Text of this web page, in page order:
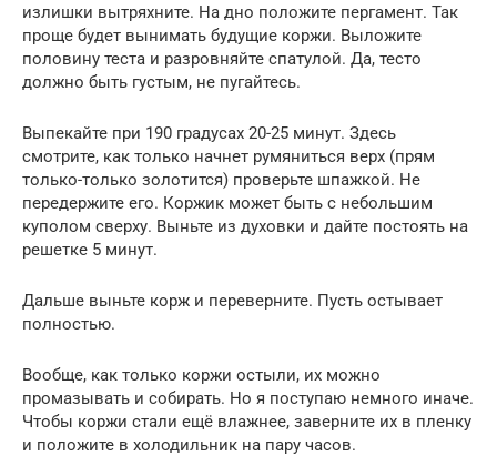
излишки вытряхните. На дно положите пергамент. Так
проще будет вынимать будущие коржи. Выложите
половину теста и разровняйте спатулой. Да, тесто
должно быть густым, не пугайтесь.
Выпекайте при 190 градусах 20-25 минут. Здесь
смотрите, как только начнет румяниться верх (прям
только-только золотится) проверьте шпажкой. Не
передержите его. Коржик может быть с небольшим
куполом сверху. Выньте из духовки и дайте постоять на
решетке 5 минут.
Дальше выньте корж и переверните. Пусть остывает
полностью.
Вообще, как только коржи остыли, их можно
промазывать и собирать. Но я поступаю немного иначе.
Чтобы коржи стали ещё влажнее, заверните их в пленку
и положите в холодильник на пару часов.